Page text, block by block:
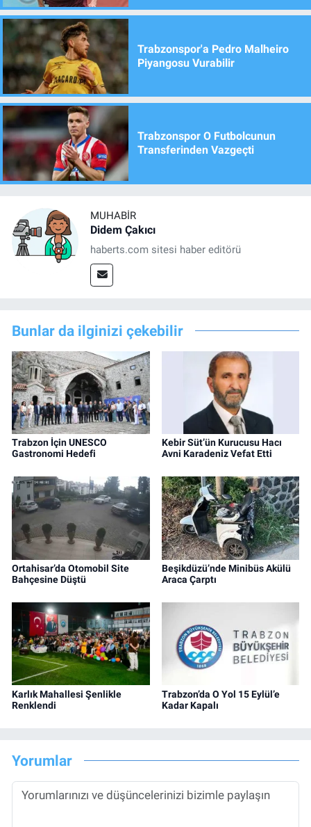
Trabzonspor'a Pedro Malheiro
Piyangosu Vurabilir
Trabzonspor O Futbolcunun
Transferinden Vazgeçti
MUHABIR
Didem Çakıcı
haberts.com sitesi haber editörü
Bunlar da ilginizi çekebilir
Trabzon İçin UNESCO
Gastronomi Hedefi
Kebir Süt’ün Kurucusu Hacı
Avni Karadeniz Vefat Etti
Ortahisar’da Otomobil Site
Bahçesine Düştü
Beşikdüzü’nde Minibüs Akülü
Araca Çarptı
Karlık Mahallesi Şenlikle
Renklendi
Trabzon’da O Yol 15 Eylül’e
Kadar Kapalı
Yorumlar